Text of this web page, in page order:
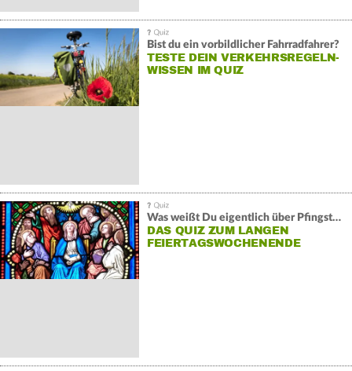
Bist du ein vorbildlicher Fahrradfahrer?
TESTE DEIN VERKEHRSREGELN-
WISSEN IM QUIZ
Was weißt Du eigentlich über Pfingsten?
DAS QUIZ ZUM LANGEN
FEIERTAGSWOCHENENDE